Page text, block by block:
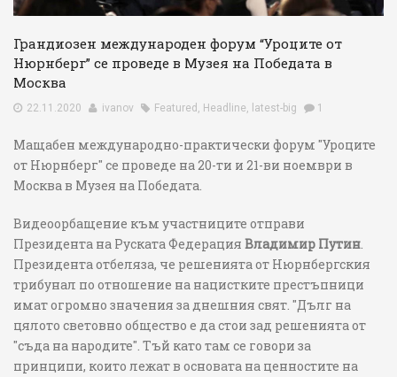
Грандиозен международен форум “Уроците от
Нюрнберг” се проведе в Музея на Победата в
Москва
22.11.2020 ivanov Featured , Headline, latest-big 1
Мащабен международно-практически форум "Уроците
от Нюрнберг" се проведе на 20-ти и 21-ви ноември в
Москва в Музея на Победата.
Видеоорбащение към участниците отправи
Президента на Руската Федерация Владимир Путин.
Президента отбеляза, че решенията от Нюрнбергския
трибунал по отношение на нацистките престъпници
имат огромно значения за днешния свят. "Дълг на
цялото световно общество е да стои зад решенията от
"съда на народите". Тъй като там се говори за
принципи, които лежат в основата на ценностите на